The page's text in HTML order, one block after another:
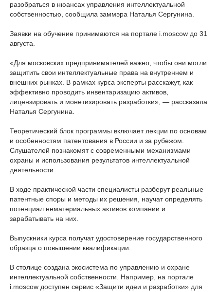
разобраться в нюансах управления интеллектуальной
собственностью, сообщила заммэра Наталья Сергунина.
Заявки на обучение принимаются на портале i.moscow до 31
августа.
«Для московских предпринимателей важно, чтобы они могли
защитить свои интеллектуальные права на внутреннем и
внешних рынках. В рамках курса эксперты расскажут, как
эффективно проводить инвентаризацию активов,
лицензировать и монетизировать разработки», — рассказала
Наталья Сергунина.
Теоретический блок программы включает лекции по основам
и особенностям патентования в России и за рубежом.
Слушателей познакомят с современными механизмами
охраны и использования результатов интеллектуальной
деятельности.
В ходе практической части специалисты разберут реальные
патентные споры и методы их решения, научат определять
потенциал нематериальных активов компании и
зарабатывать на них.
Выпускники курса получат удостоверение государственного
образца о повышении квалификации.
В столице создана экосистема по управлению и охране
интеллектуальной собственности. Например, на портале
i.moscow доступен сервис «Защити идеи и разработки» для